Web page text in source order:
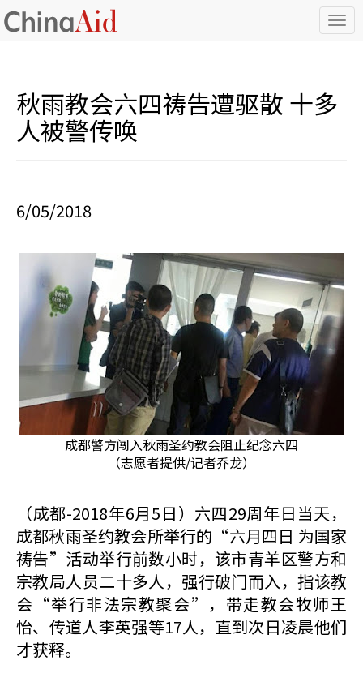
T
o
e
o
秋雨教会六四祷告遭驱散 十多
人被警传唤
6/05/2018
成都警方闯入秋雨圣约教会阻止纪念六四
（志愿者提供/记者乔龙）
（成都-2018年6月5日）六四29周年日当天，
成都秋雨圣约教会所举行的“六月四日 为国家
祷告”活动举行前数小时，该市青羊区警方和
宗教局人员二十多人，强行破门而入，指该教
会“举行非法宗教聚会”，带走教会牧师王
怡、传道人李英强等17人，直到次日凌晨他们
才获释。